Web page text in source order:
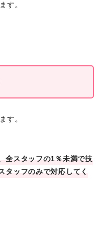
す。
す。
全スタッフの1％未満で技
タッフのみで対応してく